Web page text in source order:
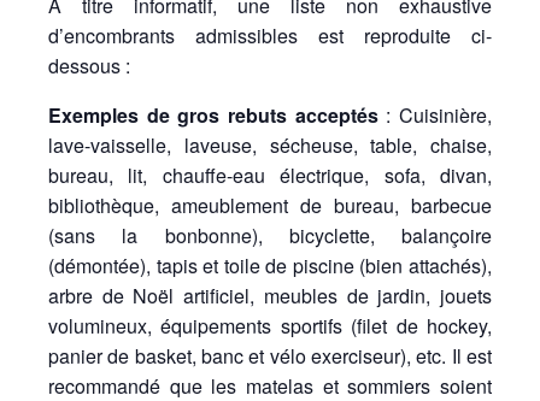
d’encombrants admissibles est reproduite ci-
dessous :
Exemples de gros rebuts acceptés: Cuisinière,
lave-vaisselle, laveuse, sécheuse, table, chaise,
bureau, lit, chauffe-eau électrique, sofa, divan,
bibliothèque, ameublement de bureau, barbecue
(sans la bonbonne), bicyclette, balançoire
(démontée), tapis et toile de piscine (bien attachés),
arbre de Noël artificiel, meubles de jardin, jouets
volumineux, équipements sportifs (filet de hockey,
panier de basket, banc et vélo exerciseur), etc. Il est
recommandé que les matelas et sommiers soient